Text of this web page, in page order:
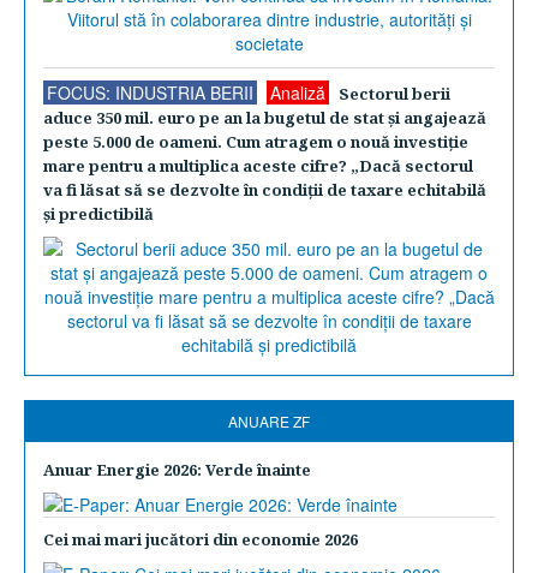
FOCUS: INDUSTRIA BERII Analiză
Sectorul berii
aduce 350 mil. euro pe an la bugetul de stat şi angajează
peste 5.000 de oameni. Cum atragem o nouă investiţie
mare pentru a multiplica aceste cifre? „Dacă sectorul
va fi lăsat să se dezvolte în condiţii de taxare echitabilă
şi predictibilă
ANUARE ZF
Anuar Energie 2026: Verde înainte
Cei mai mari jucători din economie 2026